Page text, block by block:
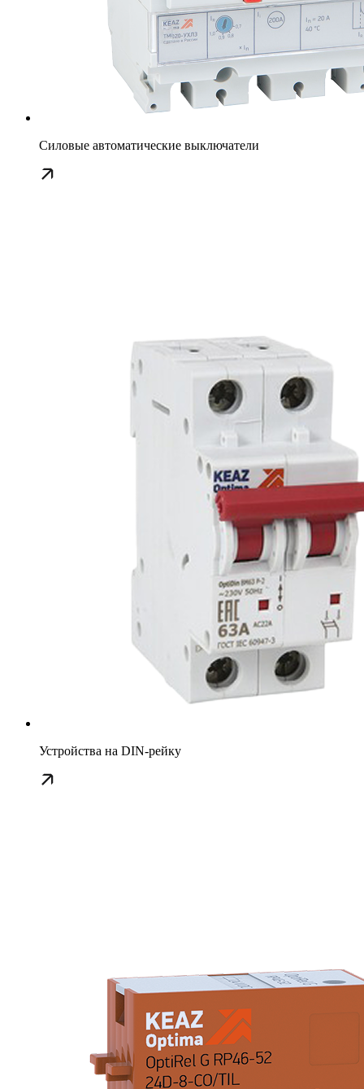
Силовые автоматические выключатели
Устройства на DIN-рейку